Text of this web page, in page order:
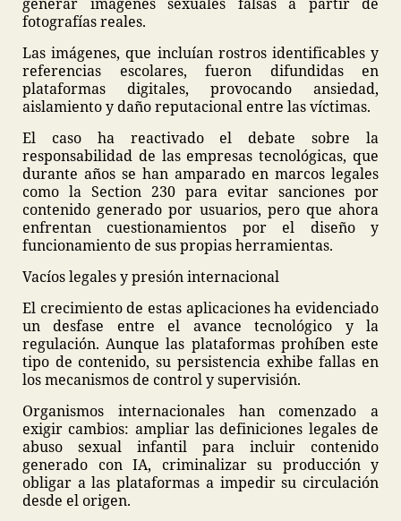
fotografías reales.
Las imágenes, que incluían rostros identificables y
referencias escolares, fueron difundidas en
plataformas digitales, provocando ansiedad,
aislamiento y daño reputacional entre las víctimas.
El caso ha reactivado el debate sobre la
responsabilidad de las empresas tecnológicas, que
durante años se han amparado en marcos legales
como la Section 230 para evitar sanciones por
contenido generado por usuarios, pero que ahora
enfrentan cuestionamientos por el diseño y
funcionamiento de sus propias herramientas.
Vacíos legales y presión internacional
El crecimiento de estas aplicaciones ha evidenciado
un desfase entre el avance tecnológico y la
regulación. Aunque las plataformas prohíben este
tipo de contenido, su persistencia exhibe fallas en
los mecanismos de control y supervisión.
Organismos internacionales han comenzado a
exigir cambios: ampliar las definiciones legales de
abuso sexual infantil para incluir contenido
generado con IA, criminalizar su producción y
obligar a las plataformas a impedir su circulación
desde el origen.